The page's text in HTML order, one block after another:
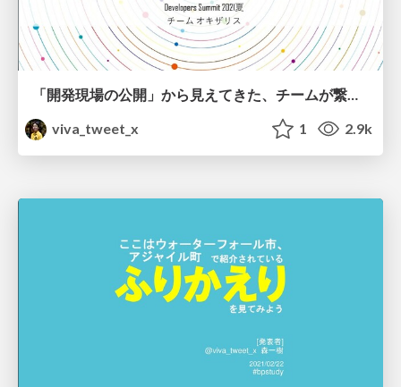
「開発現場の公開」から見えてきた、チームが繋がり合う「新しい社会」のカタチ
viva_tweet_x
1 2.9k